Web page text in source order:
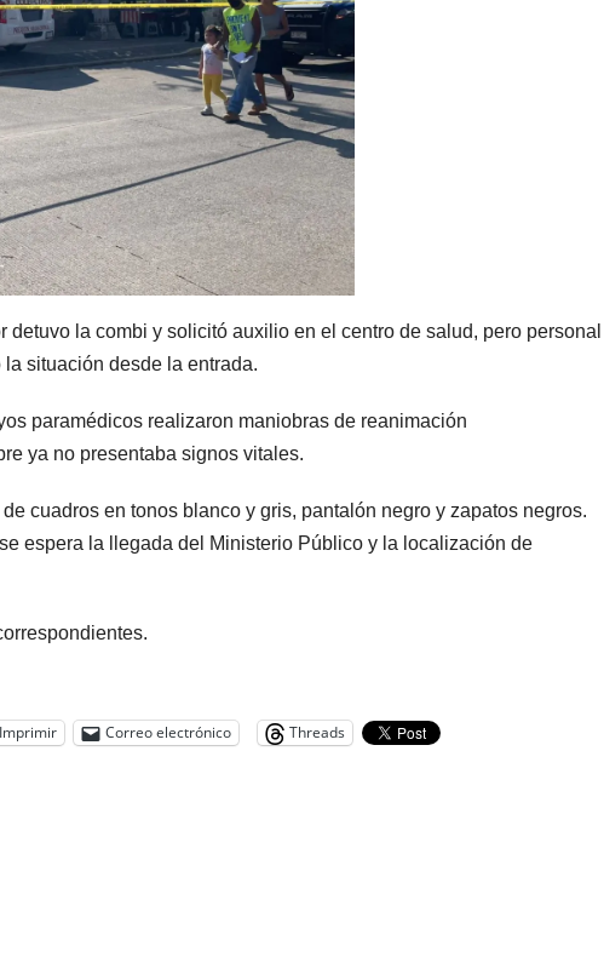
la combi y solicitó auxilio en el centro de salud, pero personal
situación desde la entrada.
paramédicos realizaron maniobras de reanimación
ya no presentaba signos vitales.
cuadros en tonos blanco y gris, pantalón negro y zapatos negros.
espera la llegada del Ministerio Público y la localización de
Imprimir Correo electrónico Threads